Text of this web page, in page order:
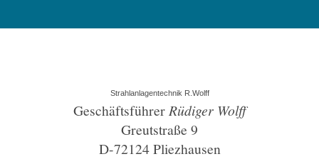
Strahlanlagentechnik R.Wolff
Geschäftsführer Rüdiger Wolff
Greutstraße 9
D-72124 Pliezhausen